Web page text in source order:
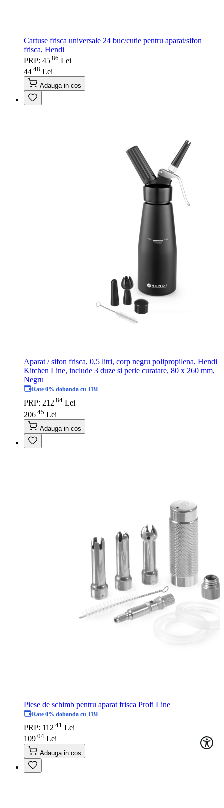
Cartuse frisca universale 24 buc/cutie pentru aparat/sifon
frisca, Hendi
PRP: 45 86 Lei
44 48 Lei
Adauga in cos
Aparat / sifon frisca, 0,5 litri, corp negru polipropilena, Hendi
Kitchen Line, include 3 duze si perie curatare, 80 x 260 mm,
Negru
Rate 0% dobanda cu TBI
PRP: 212 84 Lei
206 45 Lei
Adauga in cos
Piese de schimb pentru aparat frisca Profi Line
Rate 0% dobanda cu TBI
PRP: 112 41 Lei
109 04 Lei
Adauga in cos